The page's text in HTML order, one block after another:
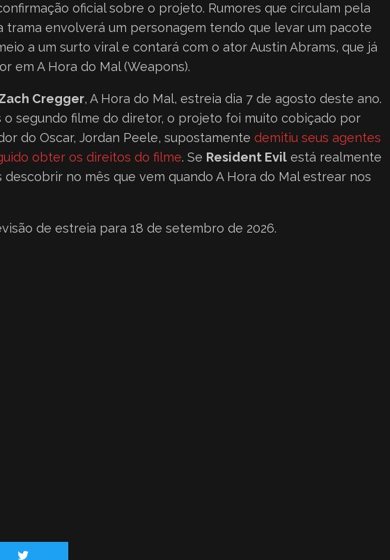
oficial sobre o projeto. Rumores que circulam pela
trama envolverá um personagem tendo que levar um pacote
a um surto viral e contará com o ator Austin Abrams, que já
em A Hora do Mal (Weapons).
Cregger, A Hora do Mal, estreia dia 7 de agosto deste ano.
o segundo filme do diretor, o projeto foi muito cobiçado por
do Oscar, Jordan Peele, supostamente demitiu seus agentes
obter os direitos do filme. Se Resident Evil está realmente
descobrir no mês que vem quando A Hora do Mal estrear nos
de estreia para 18 de setembro de 2026.